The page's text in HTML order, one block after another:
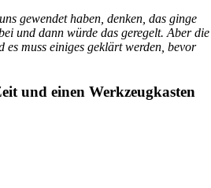
gewendet haben, denken, das ginge
und dann würde das geregelt. Aber die
es muss einiges geklärt werden, bevor
und einen Werkzeugkasten